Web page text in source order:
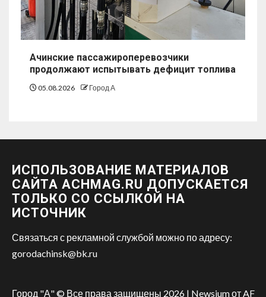
Ачинские пассажироперевозчики
продолжают испытывать дефицит топлива
05.08.2026 Город А
ИСПОЛЬЗОВАНИЕ МАТЕРИАЛОВ
САЙТА ACHMAG.RU ДОПУСКАЕТСЯ
ТОЛЬКО СО ССЫЛКОЙ НА
ИСТОЧНИК
Связаться с рекламной службой можно по адресу:
gorodachinsk@bk.ru
Город "А" © Все права защищены 2026 | Newsiumот AF